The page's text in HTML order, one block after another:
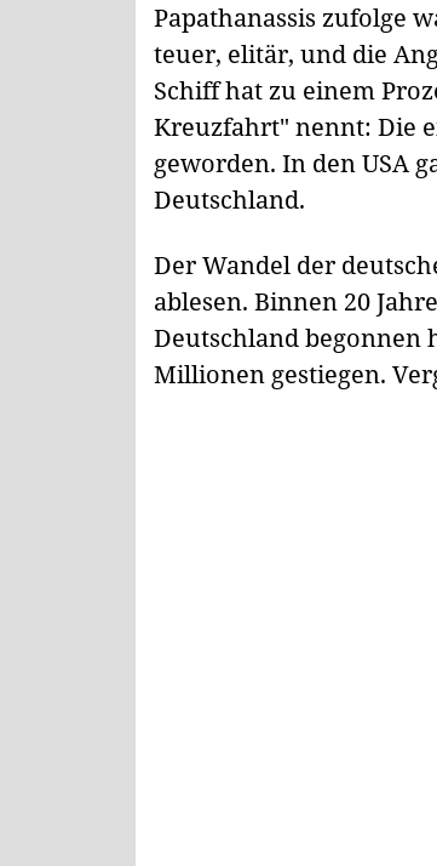
Papathanassis zufolge
teuer, elitär, und die
Schiff hat zu einem
Kreuzfahrt" nennt: Die
geworden. In den USA
Deutschland.
Der Wandel der
ablesen. Binnen 20
Deutschland begonnen
Millionen gestiegen.